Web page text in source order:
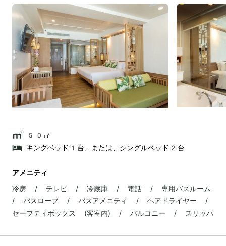
50㎡
キングベッド1台、または、シングルベッド2台
アメニティ
冷房 / テレビ / 冷蔵庫 / 電話 / 専用バスルーム
/ バスローブ / バスアメニティ / ヘアドライヤー /
セーフティボックス (客室内) / バルコニー / スリッパ